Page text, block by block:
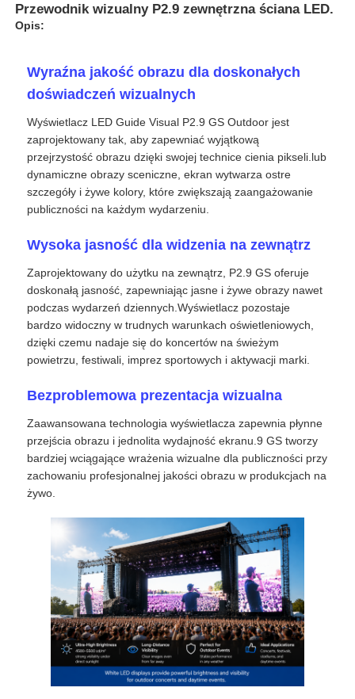
Do domu
Produkty
Filmy
Pokaz VR
O nas
Wycieczka po fabryce
Kontrola jakości
Skontaktuj się z nami
Nowości
Sprawy
Przewodnik wizualny P2.9 zewnętrzna ściana LED.
Opis:
Wyraźna jakość obrazu dla doskonałych
doświadczeń wizualnych
Wyświetlacz LED Guide Visual P2.9 GS Outdoor jest
zaprojektowany tak, aby zapewniać wyjątkową
przejrzystość obrazu dzięki swojej technice cienia pikseli.lub
dynamiczne obrazy sceniczne, ekran wytwarza ostre
szczegóły i żywe kolory, które zwiększają zaangażowanie
publiczności na każdym wydarzeniu.
Wysoka jasność dla widzenia na zewnątrz
Zaprojektowany do użytku na zewnątrz, P2.9 GS oferuje
doskonałą jasność, zapewniając jasne i żywe obrazy nawet
podczas wydarzeń dziennych.Wyświetlacz pozostaje
bardzo widoczny w trudnych warunkach oświetleniowych,
dzięki czemu nadaje się do koncertów na świeżym
powietrzu, festiwali, imprez sportowych i aktywacji marki.
Bezproblemowa prezentacja wizualna
Zaawansowana technologia wyświetlacza zapewnia płynne
przejścia obrazu i jednolita wydajność ekranu.9 GS tworzy
bardziej wciągające wrażenia wizualne dla publiczności przy
zachowaniu profesjonalnej jakości obrazu w produkcjach na
żywo.